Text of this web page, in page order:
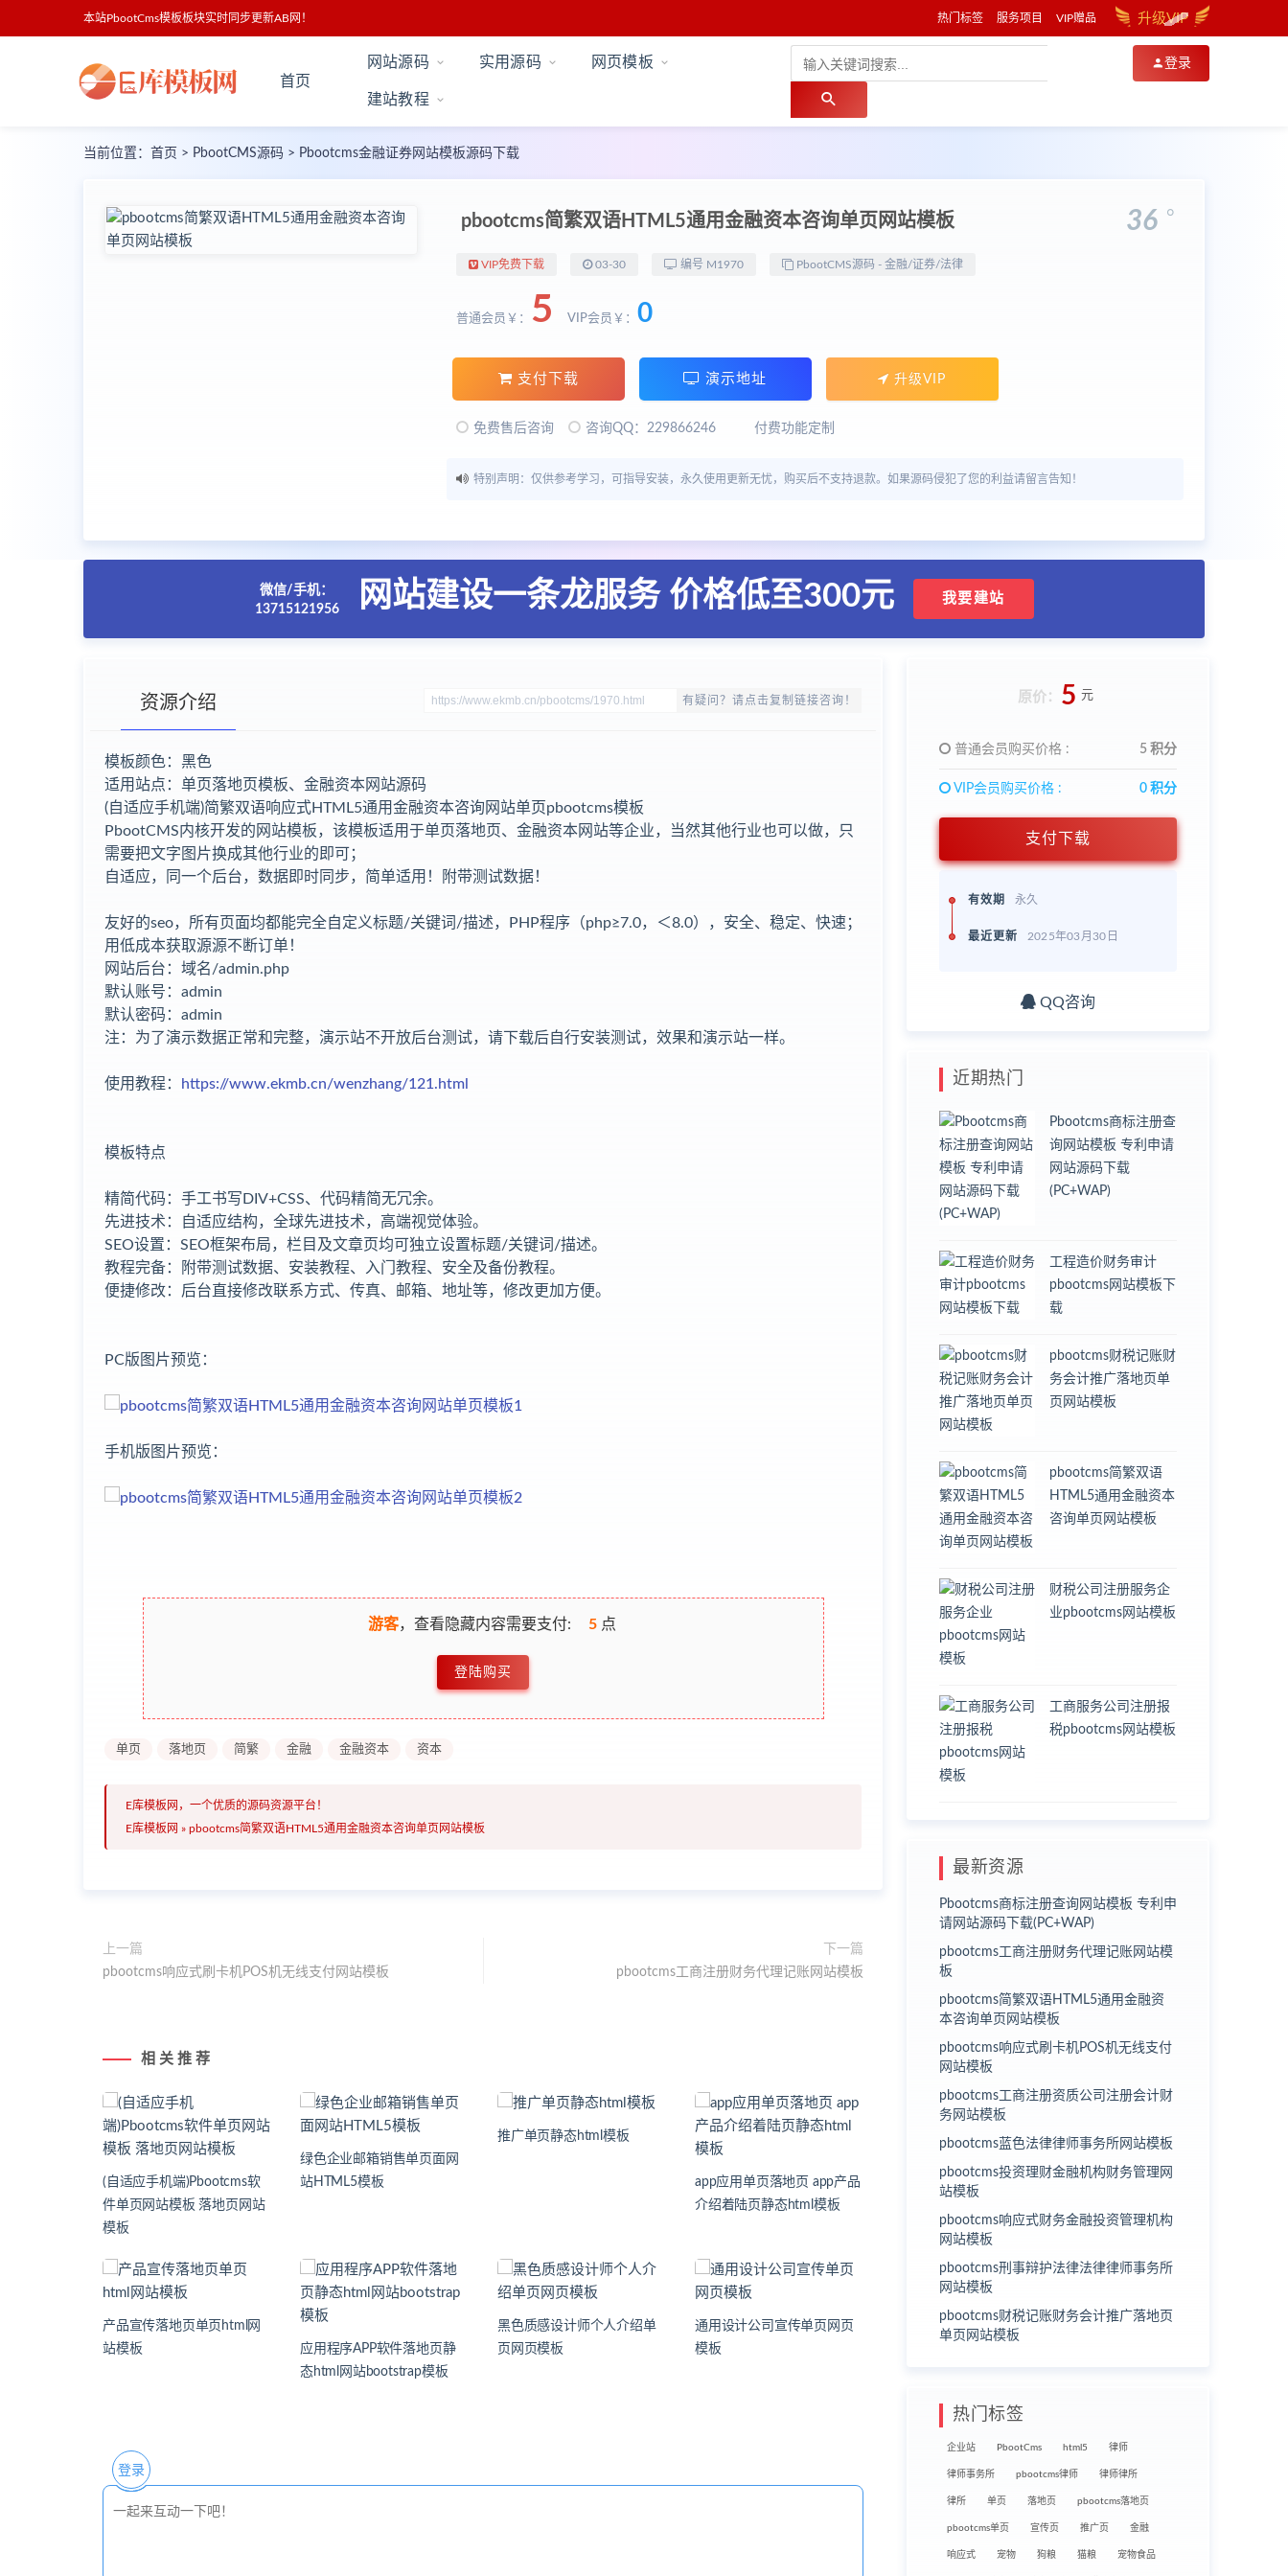
本站PbootCms模板板块实时同步更新AB网！ 热门标签 服务项目 VIP赠品 升级VIP
首页
网站源码 实用源码 网页模板
建站教程
登录
当前位置： 首页 > PbootCMS源码 > Pbootcms金融证券网站模板源码下载
pbootcms简繁双语HTML5通用金融资本咨询单页网站模板 36
。
VIP免费下载 03-30 编号 M1970 PbootCMS源码 - 金融/证券/法律
普通会员￥： 5 VIP会员￥： 0
支付下载 演示地址 升级VIP
免费售后咨询 咨询QQ：229866246 付费功能定制
特别声明：仅供参考学习，可指导安装，永久使用更新无忧，购买后不支持退款。如果源码侵犯了您的利益请留言告知！
微信/手机：
13715121956
网站建设一条龙服务 价格低至300元 我要建站
资源介绍 有疑问？请点击复制链接咨询！
模板颜色：黑色
适用站点：单页落地页模板、金融资本网站源码
(自适应手机端)简繁双语响应式HTML5通用金融资本咨询网站单页pbootcms模板
PbootCMS内核开发的网站模板，该模板适用于单页落地页、金融资本网站等企业，当然其他行业也可以做，只
需要把文字图片换成其他行业的即可；
自适应，同一个后台，数据即时同步，简单适用！附带测试数据！
友好的seo，所有页面均都能完全自定义标题/关键词/描述，PHP程序（php≥7.0，＜8.0），安全、稳定、快速；
用低成本获取源源不断订单！
网站后台：域名/admin.php
默认账号：admin
默认密码：admin
注：为了演示数据正常和完整，演示站不开放后台测试，请下载后自行安装测试，效果和演示站一样。
使用教程： https://www.ekmb.cn/wenzhang/121.html
模板特点
精简代码：手工书写DIV+CSS、代码精简无冗余。
先进技术：自适应结构，全球先进技术，高端视觉体验。
SEO设置：SEO框架布局，栏目及文章页均可独立设置标题/关键词/描述。
教程完备：附带测试数据、安装教程、入门教程、安全及备份教程。
便捷修改：后台直接修改联系方式、传真、邮箱、地址等，修改更加方便。
PC版图片预览：
手机版图片预览：
游客，查看隐藏内容需要支付: 5点
登陆购买
单页 落地页 简繁 金融 金融资本 资本
E库模板网，一个优质的源码资源平台！
E库模板网 » pbootcms简繁双语HTML5通用金融资本咨询单页网站模板
上一篇
pbootcms响应式刷卡机POS机无线支付网站模板
下一篇
pbootcms工商注册财务代理记账网站模板
相 关 推 荐
(自适应手机端)Pbootcms软
件单页网站模板 落地页网站
模板
绿色企业邮箱销售单页面网
站HTML5模板
推广单页静态html模板
app应用单页落地页 app产品
介绍着陆页静态html模板
产品宣传落地页单页html网
站模板
应用程序APP软件落地页静
态html网站bootstrap模板
黑色质感设计师个人介绍单
页网页模板
通用设计公司宣传单页网页
模板
登录
原价： 5 元
普通会员购买价格 : 5 积分
VIP会员购买价格 : 0 积分
支付下载
有效期 永久
最近更新 2025年03月30日
QQ咨询
近期热门
Pbootcms商标注册查
询网站模板 专利申请
网站源码下载
(PC+WAP)
工程造价财务审计
pbootcms网站模板下
载
pbootcms财税记账财
务会计推广落地页单
页网站模板
pbootcms简繁双语
HTML5通用金融资本
咨询单页网站模板
财税公司注册服务企
业pbootcms网站模板
工商服务公司注册报
税pbootcms网站模板
最新资源
Pbootcms商标注册查询网站模板 专利申
请网站源码下载(PC+WAP)
pbootcms工商注册财务代理记账网站模
板
pbootcms简繁双语HTML5通用金融资
本咨询单页网站模板
pbootcms响应式刷卡机POS机无线支付
网站模板
pbootcms工商注册资质公司注册会计财
务网站模板
pbootcms蓝色法律律师事务所网站模板
pbootcms投资理财金融机构财务管理网
站模板
pbootcms响应式财务金融投资管理机构
网站模板
pbootcms刑事辩护法律法律律师事务所
网站模板
pbootcms财税记账财务会计推广落地页
单页网站模板
热门标签
企业站 PbootCms html5 律师
律师事务所 pbootcms律师 律师律所
律所 单页 落地页 pbootcms落地页
pbootcms单页 宣传页 推广页 金融
响应式 宠物 狗粮 猫粮 宠物食品